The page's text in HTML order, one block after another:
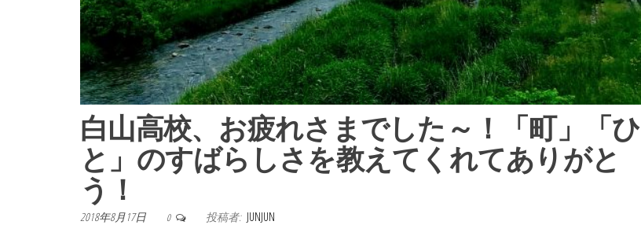
白山高校、お疲れさまでした～！「町」「ひ
と」のすばらしさを教えてくれてありがと
う！
2018年8月17日 0 投稿者: JUNJUN